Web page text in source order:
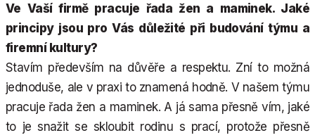
Ve Vaší firmě pracuje řada žen a maminek. Jaké
principy jsou pro Vás důležité při budování týmu a
firemní kultury?
Stavím především na důvěře a respektu. Zní to možná
jednoduše, ale v praxi to znamená hodně. V našem týmu
pracuje řada žen a maminek. A já sama přesně vím, jaké
to je snažit se skloubit rodinu s prací, protože přesně